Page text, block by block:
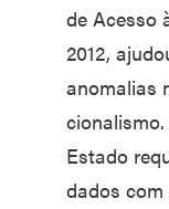
de Acesso
2012,
anoma­lias
Estado
dados com